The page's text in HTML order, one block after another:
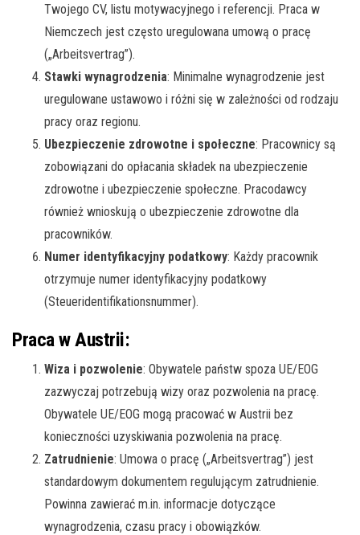
Twojego CV, listu motywacyjnego i referencji. Praca w
Niemczech jest często uregulowana umową o pracę
(„Arbeitsvertrag”).
Stawki wynagrodzenia: Minimalne wynagrodzenie jest
uregulowane ustawowo i różni się w zależności od rodzaju
pracy oraz regionu.
Ubezpieczenie zdrowotne i społeczne: Pracownicy są
zobowiązani do opłacania składek na ubezpieczenie
zdrowotne i ubezpieczenie społeczne. Pracodawcy
również wnioskują o ubezpieczenie zdrowotne dla
pracowników.
Numer identyfikacyjny podatkowy: Każdy pracownik
otrzymuje numer identyfikacyjny podatkowy
(Steueridentifikationsnummer).
Praca w Austrii:
Wiza i pozwolenie: Obywatele państw spoza UE/EOG
zazwyczaj potrzebują wizy oraz pozwolenia na pracę.
Obywatele UE/EOG mogą pracować w Austrii bez
konieczności uzyskiwania pozwolenia na pracę.
Zatrudnienie: Umowa o pracę („Arbeitsvertrag”) jest
standardowym dokumentem regulującym zatrudnienie.
Powinna zawierać m.in. informacje dotyczące
wynagrodzenia, czasu pracy i obowiązków.